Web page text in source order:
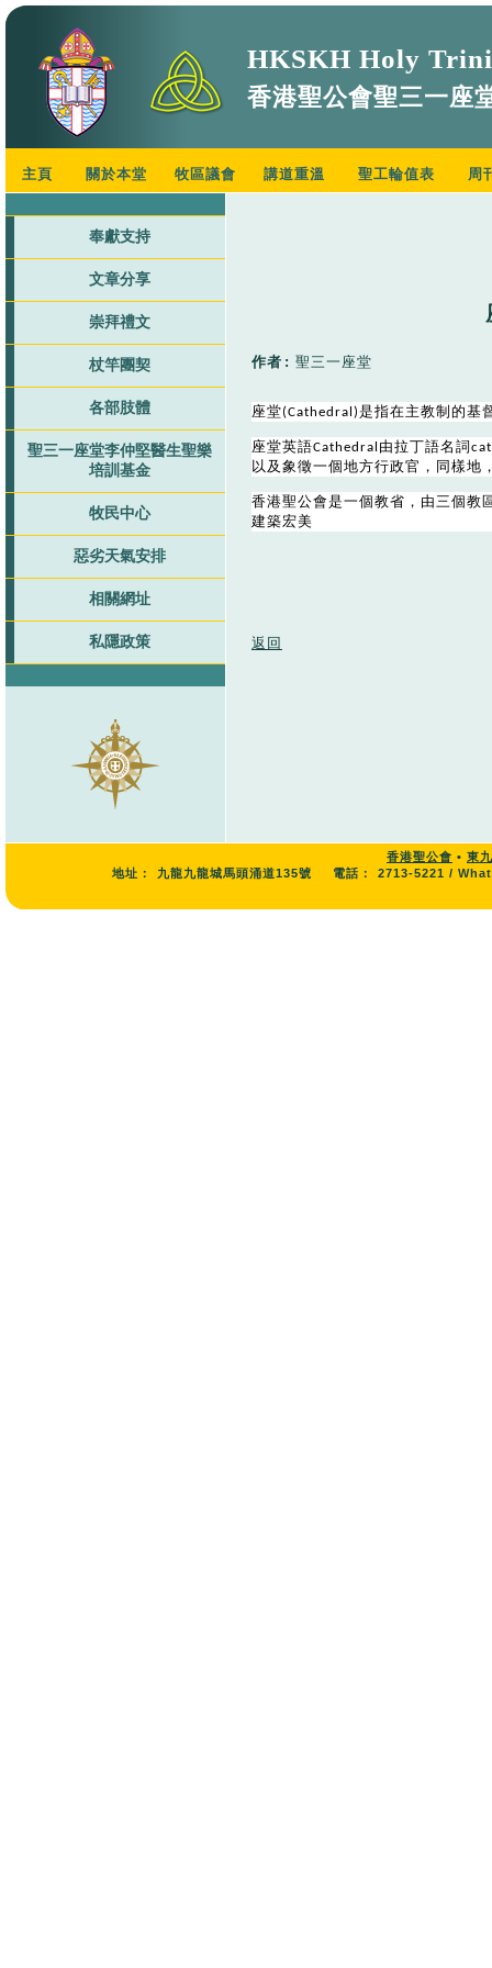
HKSKH Holy
香港聖公會聖三一座
主頁 關於本堂 牧區議會 講道重溫 聖工輪值表 周
奉獻支持
文章分享
崇拜禮文
杖竿團契
各部肢體
聖三一座堂李仲堅醫生聖樂
培訓基金
牧民中心
惡劣天氣安排
相關網址
私隱政策
作者 : 聖三一座堂
座堂(Cathedral)是指在主教制的基
座堂英語Cathedral 由拉丁語名詞
以及象徵一個地方行政官，同樣地
香港聖公會是一個教省，由三個教
建築宏美
返回
香港聖公會 • 東
地址：
九龍九龍城馬頭涌道135號 電話： 2713-5221 /